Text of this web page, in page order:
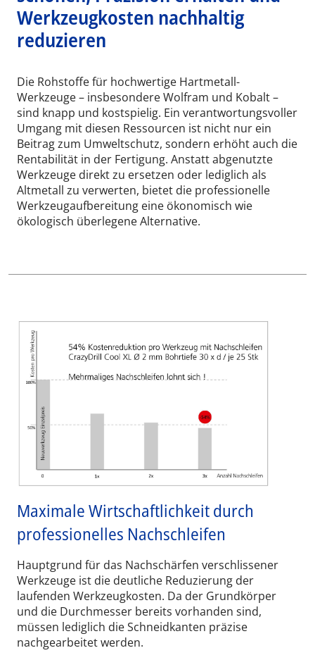
Werkzeugkosten nachhaltig
reduzieren
Die Rohstoffe für hochwertige Hartmetall-
Werkzeuge – insbesondere Wolfram und Kobalt –
sind knapp und kostspielig. Ein verantwortungsvoller
Umgang mit diesen Ressourcen ist nicht nur ein
Beitrag zum Umweltschutz, sondern erhöht auch die
Rentabilität in der Fertigung. Anstatt abgenutzte
Werkzeuge direkt zu ersetzen oder lediglich als
Altmetall zu verwerten, bietet die professionelle
Werkzeugaufbereitung eine ökonomisch wie
ökologisch überlegene Alternative.
Maximale Wirtschaftlichkeit durch
professionelles Nachschleifen
Hauptgrund für das Nachschärfen verschlissener
Werkzeuge ist die deutliche Reduzierung der
laufenden Werkzeugkosten. Da der Grundkörper
und die Durchmesser bereits vorhanden sind,
müssen lediglich die Schneidkanten präzise
nachgearbeitet werden.